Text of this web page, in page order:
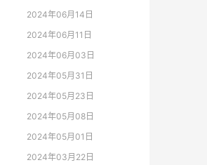
2024年06月14日
2024年06月11日
2024年06月03日
2024年05月31日
2024年05月23日
2024年05月08日
2024年05月01日
2024年03月22日